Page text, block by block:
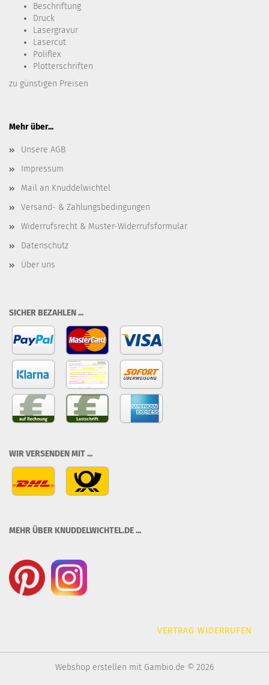
Beschriftung
Druck
Lasergravur
Lasercut
Poliflex
Plotterschriften
zu günstigen Preisen
Mehr über...
Unsere AGB
Impressum
Mail an Knuddelwichtel
Versand- & Zahlungsbedingungen
Widerrufsrecht & Muster-Widerrufsformular
Datenschutz
Über uns
SICHER BEZAHLEN ...
WIR VERSENDEN MIT ...
MEHR ÜBER KNUDDELWICHTEL.DE ...
VERTRAG WIDERRUFEN
Webshop erstellen mit Gambio.de © 2026